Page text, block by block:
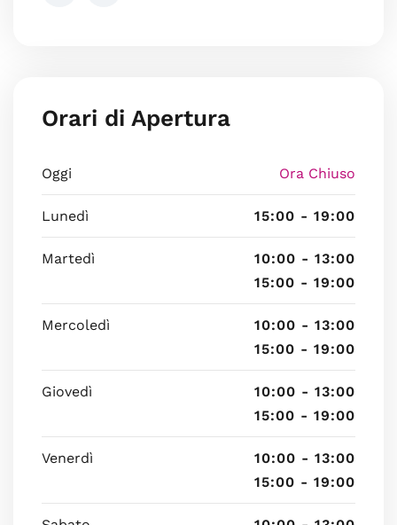
Orari di Apertura
Oggi Ora Chiuso
Lunedì 15:00 - 19:00
Martedì
10:00 - 13:00
15:00 - 19:00
Mercoledì
10:00 - 13:00
15:00 - 19:00
Giovedì
10:00 - 13:00
15:00 - 19:00
Venerdì
10:00 - 13:00
15:00 - 19:00